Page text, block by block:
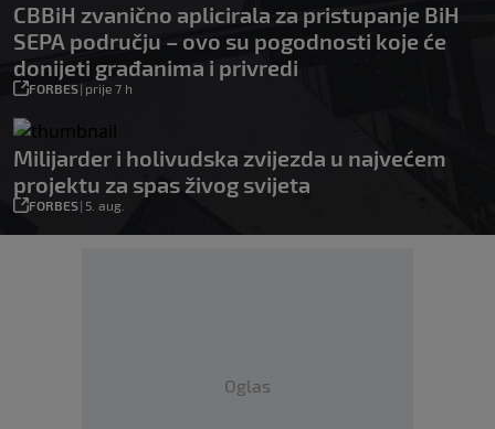
CBBiH zvanično aplicirala za pristupanje BiH
SEPA području – ovo su pogodnosti koje će
donijeti građanima i privredi
FORBES| prije 7 h
Milijarder i holivudska zvijezda u najvećem
projektu za spas živog svijeta
FORBES| 5. aug.
Oglas